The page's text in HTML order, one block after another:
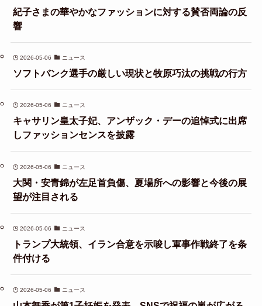
紀子さまの華やかなファッションに対する賛否両論の反
響
2026-05-06 ニュース
ソフトバンク選手の厳しい現状と牧原巧汰の挑戦の行方
2026-05-06 ニュース
キャサリン皇太子妃、アンザック・デーの追悼式に出席
しファッションセンスを披露
2026-05-06 ニュース
大関・安青錦が左足首負傷、夏場所への影響と今後の展
望が注目される
2026-05-06 ニュース
トランプ大統領、イラン合意を示唆し軍事作戦終了を条
件付ける
2026-05-06 ニュース